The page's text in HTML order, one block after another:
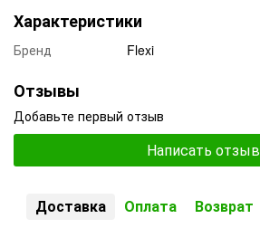
Характеристики
Бренд Flexi
Отзывы
Добавьте первый отзыв
Написать отзыв
Доставка Оплата Возврат